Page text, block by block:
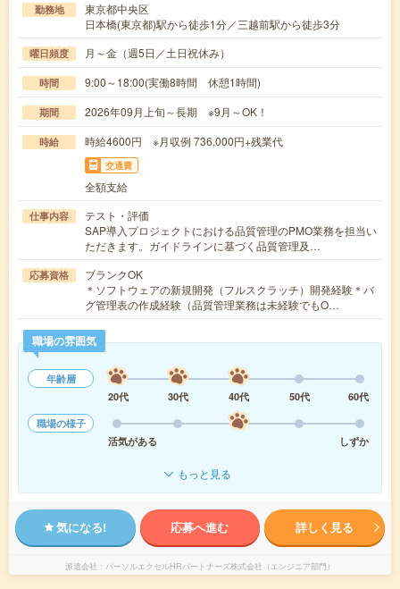
勤務地
東京都中央区
日本橋(東京都)駅から徒歩1分／三越前駅から徒歩3分
曜日頻度 月～金（週5日／土日祝休み）
時間 9:00～18:00(実働8時間 休憩1時間)
期間 2026年09月上旬～長期 ※9月～OK！
時給 時給4600円 ※月収例 736,000円+残業代
交通費
全額支給
仕事内容
テスト・評価
SAP導入プロジェクトにおける品質管理のPMO業務を担当い
ただきます。ガイドラインに基づく品質管理及…
応募資格
ブランクOK
＊ソフトウェアの新規開発（フルスクラッチ）開発経験＊バ
グ管理表の作成経験（品質管理業務は未経験でもO…
職場の雰囲気
年齢層
20代
30代 40代 50代
60代
職場の様子
活気がある
しずか
もっと見る
気になる! 応募へ進む 詳しく見る
派遣会社 パーソルエクセルHRパートナーズ株式会社（エンジニア部門）